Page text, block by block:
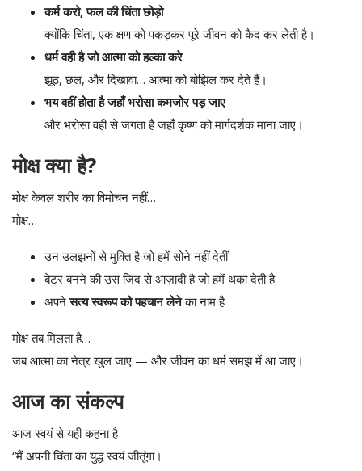
कर्म करो, फल की चिंता छोड़ो
क्योंकि चिंता, एक क्षण को पकड़कर पूरे जीवन को कैद कर लेती है।
धर्म वही है जो आत्मा को हल्का करे
झूठ, छल, और दिखावा… आत्मा को बोझिल कर देते हैं।
भय वहीं होता है जहाँ भरोसा कमजोर पड़ जाए
और भरोसा वहीं से जगता है जहाँ कृष्ण को मार्गदर्शक माना जाए।
मोक्ष क्या है?
मोक्ष केवल शरीर का विमोचन नहीं…
मोक्ष…
उन उलझनों से मुक्ति है जो हमें सोने नहीं देतीं
बेटर बनने की उस जिद से आज़ादी है जो हमें थका देती है
अपनेसत्य स्वरूप को पहचान लेनेका नाम है
मोक्ष तब मिलता है…
जब आत्मा का नेत्र खुल जाए — और जीवन का धर्म समझ में आ जाए।
आज का संकल्प
आज स्वयं से यही कहना है —
“मैं अपनी चिंता का युद्ध स्वयं जीतूंगा।